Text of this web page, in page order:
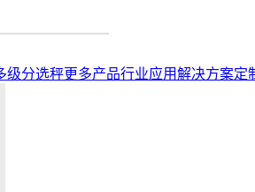
级分选秤更多产品行业应用解决方案定